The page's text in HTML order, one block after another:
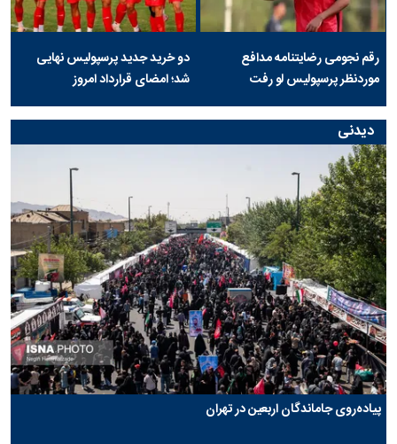
رقم نجومی رضایتنامه مدافع
موردنظر پرسپولیس لو رفت
دو خرید جدید پرسپولیس نهایی
شد؛ امضای قرارداد امروز
دیدنی
پیاده‌روی جاماندگان اربعین در تهران